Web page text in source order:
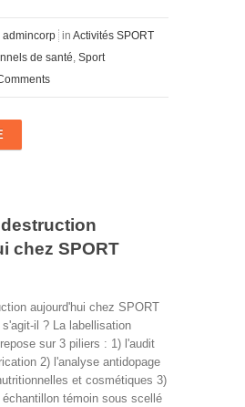
admincorp in Activités SPORT
de santé, Sport
chez SPORT
aujourd'hui chez SPORT
il ? La labellisation
sur 3 piliers : 1) l'audit
2) l'analyse antidopage
et cosmétiques 3)
échantillon témoin sous scellé